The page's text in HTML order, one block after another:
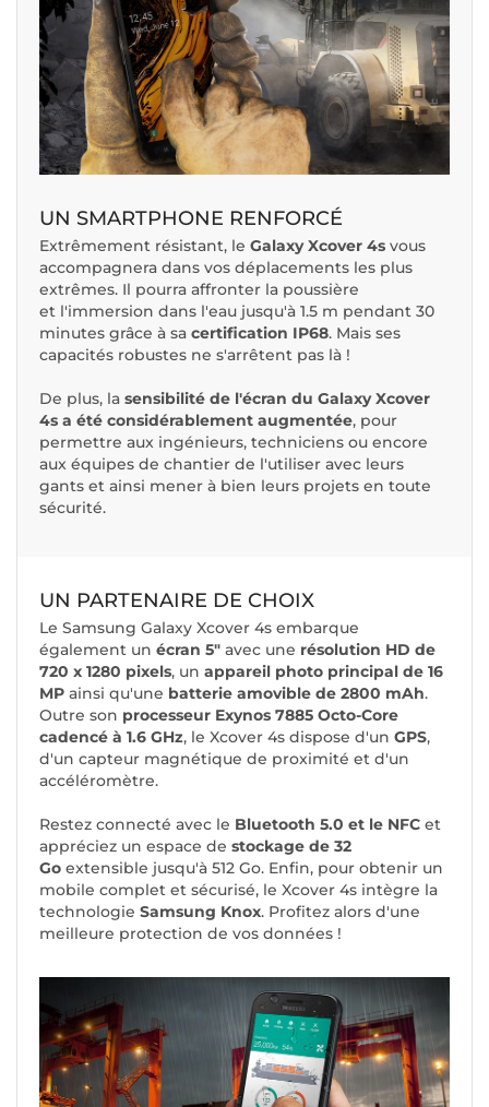
UN SMARTPHONE RENFORCÉ
Extrêmement résistant, le Galaxy Xcover 4s vous
accompagnera dans vos déplacements les plus
extrêmes. Il pourra affronter la poussière
et l'immersion dans l'eau jusqu'à 1.5 m pendant 30
minutes grâce à sa certification IP68. Mais ses
capacités robustes ne s'arrêtent pas là !
De plus, la sensibilité de l'écran du Galaxy Xcover
4s a été considérablement augmentée, pour
permettre aux ingénieurs, techniciens ou encore
aux équipes de chantier de l'utiliser avec leurs
gants et ainsi mener à bien leurs projets en toute
sécurité.
UN PARTENAIRE DE CHOIX
Le Samsung Galaxy Xcover 4s embarque
également un écran 5" avec une résolution HD de
720 x 1280 pixels, un appareil photo principal de 16
MP ainsi qu'une batterie amovible de 2800 mAh.
Outre son processeur Exynos 7885 Octo-Core
cadencé à 1.6 GHz, le Xcover 4s dispose d'un GPS,
d'un capteur magnétique de proximité et d'un
accéléromètre.
Restez connecté avec le Bluetooth 5.0 et le NFC et
appréciez un espace de stockage de 32
Go extensible jusqu'à 512 Go. Enfin, pour obtenir un
mobile complet et sécurisé, le Xcover 4s intègre la
technologie Samsung Knox. Profitez alors d'une
meilleure protection de vos données !